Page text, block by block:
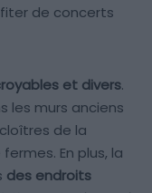
de concerts
et divers.
les murs anciens
de la
En plus, la
des endroits